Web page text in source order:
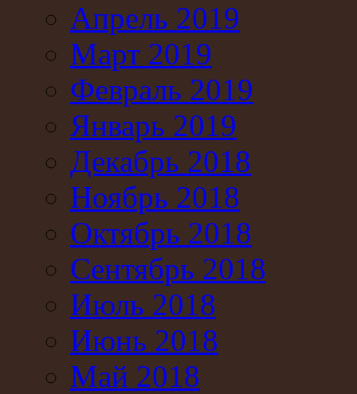
Апрель 2019
Март 2019
Февраль 2019
Январь 2019
Декабрь 2018
Ноябрь 2018
Октябрь 2018
Сентябрь 2018
Июль 2018
Июнь 2018
Май 2018